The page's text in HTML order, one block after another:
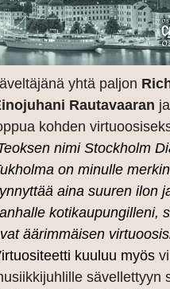
yhtä paljon
Rautavaaran ja
kohden
nimi Stockholm
on minulle
aina suuren ilon
kotikaupungilleni,
äärimmäisen
kuuluu myös
sävellettyyn